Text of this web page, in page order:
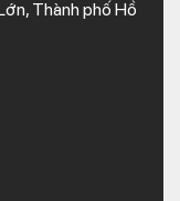
Thành phố Hồ